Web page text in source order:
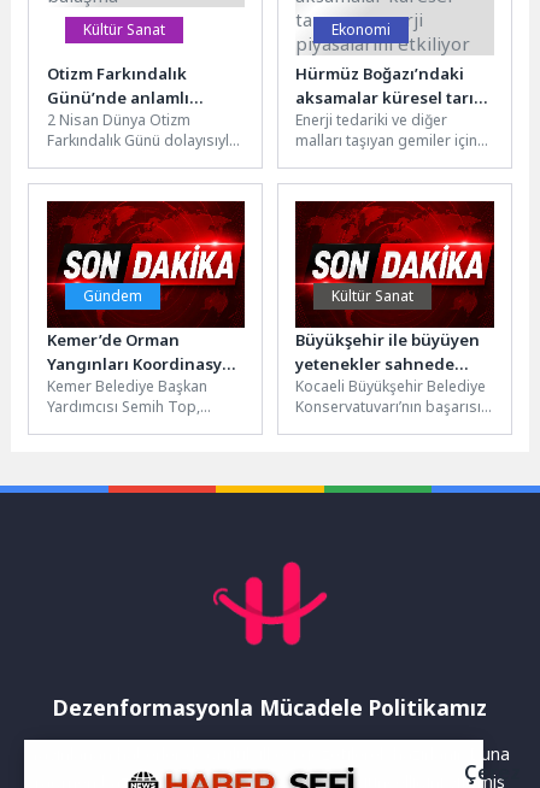
Kültür Sanat
Otizm Farkındalık
Günü’nde anlamlı
buluşma
2 Nisan Dünya Otizm
Farkındalık Günü dolayısıyla
Uygulama Okulu’nda anlamlı
bir etkinlik...
Ekonomi
Hürmüz Boğazı’ndaki
aksamalar küresel tarım
ve enerji piyasalarını
etkiliyor
Enerji tedariki ve diğer
malları taşıyan gemiler için
Hürmüz Boğazı’nda...
Gündem
Kemer’de Orman
Yangınları Koordinasyon
Toplantısı
Kemer Belediye Başkan
Yardımcısı Semih Top,
Koordinasyon...
Kültür Sanat
Büyükşehir ile büyüyen
yetenekler sahnede
parladı
Kocaeli Büyükşehir Belediye
Konservatuvarı’nın başarısı;
ise...
Dezenformasyonla Mücadele Politikamız
Yayınlanan haberler doğruluk ilkesi gözetilerek hazırlanır. Buna
rağmen bazı içeriklerde eksik, hatalı veya güncelliğini yitirmiş
Çerez